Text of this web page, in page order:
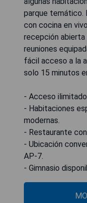
parque temático.
con cocina en
recepción abierta
reuniones
fácil acceso a la
solo 15 minutos
- Acceso
- Habitaciones
modernas.
- Restaurante
- Ubicación
AP-7.
- Gimnasio